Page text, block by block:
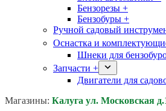
Бензорезы +
Бензобуры +
Ручной садовый
Оснастка и
Шнеки для
Запчасти +
Двигатели для
Магазины: Калуга ул. Московская